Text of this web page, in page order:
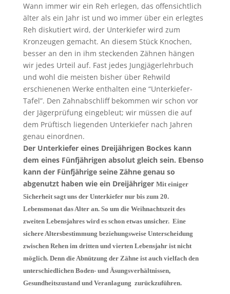
Wann immer wir ein Reh erlegen, das offensichtlich
älter als ein Jahr ist und wo immer über ein erlegtes
Reh diskutiert wird, der Unterkiefer wird zum
Kronzeugen gemacht. An diesem Stück Knochen,
besser an den in ihm steckenden Zähnen hängen
wir jedes Urteil auf. Fast jedes Jungjägerlehrbuch
und wohl die meisten bisher über Rehwild
erschienenen Werke enthalten eine “Unterkiefer-
Tafel”. Den Zahnabschliff bekommen wir schon vor
der Jägerprüfung eingebleut; wir müssen die auf
dem Prüftisch liegenden Unterkiefer nach Jahren
genau einordnen.
Der Unterkiefer eines Dreijährigen Bockes kann
dem eines Fünfjährigen absolut gleich sein. Ebenso
kann der Fünfjährige seine Zähne genau so
abgenutzt haben wie ein Dreijähriger Mit einiger
Sicherheit sagt uns der Unterkiefer nur bis zum 20.
Lebensmonat das Alter an. So um die Weihnachtszeit des
zweiten Lebensjahres wird es schon etwas unsicher. Eine
sichere Altersbestimmung beziehungsweise Unterscheidung
zwischen Rehen im dritten und vierten Lebensjahr ist nicht
möglich. Denn die Abnützung der Zähne ist auch vielfach den
unterschiedlichen Boden- und Äsungsverhältnissen,
Gesundheitszustand und Veranlagung zurückzuführen.